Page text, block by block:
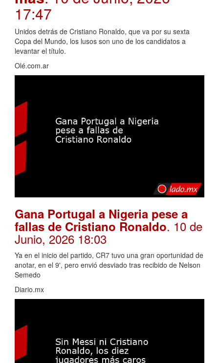
17:47
Unidos detrás de Cristiano Ronaldo, que va por su sexta
Copa del Mundo, los lusos son uno de los candidatos a
levantar el título.
Olé.com.ar
Gana Portugal a Nigeria pese a
fallas de Cristiano Ronaldo. 10 de
Junio, 2026 18:03
Ya en el inicio del partido, CR7 tuvo una gran oportunidad de
anotar, en el 9', pero envió desviado tras recibido de Nelson
Semedo
Diario.mx